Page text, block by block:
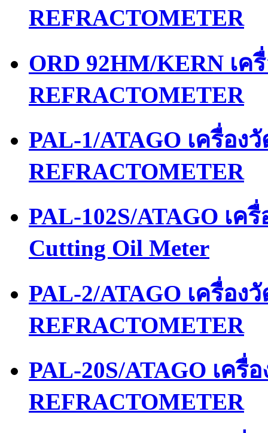
REFRACTOMETER
ORD 92HM/KERN เ
REFRACTOMETER
PAL-1/ATAGO เครื่อ
REFRACTOMETER
PAL-102S/ATAGO เ
Cutting Oil Meter
PAL-2/ATAGO เครื่อง
REFRACTOMETER
PAL-20S/ATAGO เครื่
REFRACTOMETER